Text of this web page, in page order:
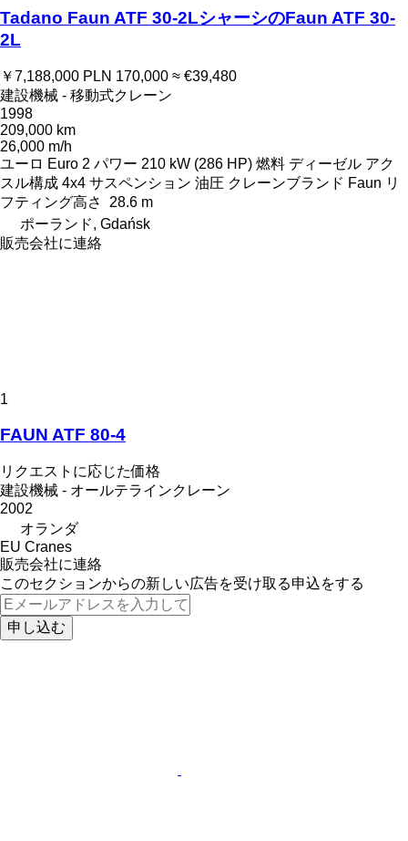
Tadano Faun ATF 30-2LシャーシのFaun ATF 30-
2L
￥7,188,000 PLN 170,000 ≈ €39,480
建設機械 - 移動式クレーン
1998
209,000 km
26,000 m/h
ユーロ Euro 2 パワー 210 kW (286 HP) 燃料 ディーゼル アク
スル構成 4x4 サスペンション 油圧 クレーンブランド Faun リ
フティング高さ
28.6 m
ポーランド, Gdańsk
販売会社に連絡
1
FAUN ATF 80-4
リクエストに応じた価格
建設機械 - オールテラインクレーン
2002
オランダ
EU Cranes
販売会社に連絡
このセクションからの新しい広告を受け取る申込をする
申し込む